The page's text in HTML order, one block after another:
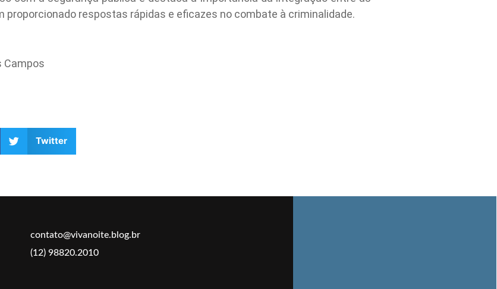
proporcionado respostas rápidas e eficazes no combate à criminalidade.
Campos
Twitter
contato@vivanoite.blog.br
(12) 98820.2010